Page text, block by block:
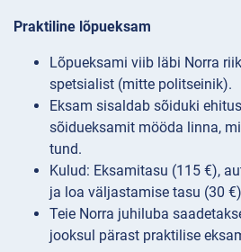
Praktiline lõpueksam
Lõpueksami viib läbi Norra
spetsialist (mitte politseinik).
Eksam sisaldab sõiduki
sõidueksamit mööda linna,
tund.
Kulud: Eksamitasu (115 €),
ja loa väljastamise tasu (30
Teie Norra juhiluba
jooksul pärast praktilise